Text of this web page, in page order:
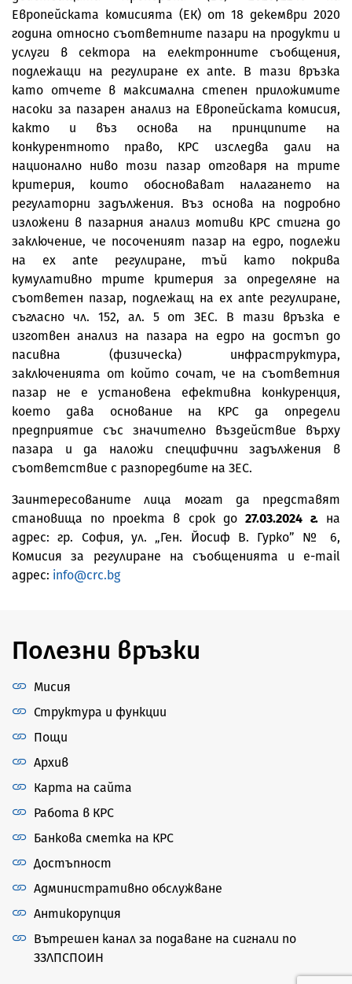
Европейската комисията (ЕК) от 18 декември 2020
година относно съответните пазари на продукти и
услуги в сектора на електронните съобщения,
подлежащи на регулиране ex ante. В тази връзка
като отчете в максимална степен приложимите
насоки за пазарен анализ на Европейската комисия,
както и въз основа на принципите на
конкурентното право, КРС изследва дали на
национално ниво този пазар отговаря на трите
критерия, които обосновават налагането на
регулаторни задължения. Въз основа на подробно
изложени в пазарния анализ мотиви КРС стигна до
заключение, че посоченият пазар на едро, подлежи
на ex ante регулиране, тъй като покрива
кумулативно трите критерия за определяне на
съответен пазар, подлежащ на ex ante регулиране,
съгласно чл. 152, ал. 5 от ЗЕС. В тази връзка е
изготвен анализ на пазара на едро на достъп до
пасивна (физическа) инфраструктура,
заключенията от който сочат, че на съответния
пазар не е установена ефективна конкуренция,
което дава основание на КРС да определи
предприятие със значително въздействие върху
пазара и да наложи специфични задължения в
съответствие с разпоредбите на ЗЕС.
Заинтересованите лица могат да представят
становища по проекта в срок до 27.03.2024 г.на
адрес: гр. София, ул. „Ген. Йосиф В. Гурко” № 6,
Комисия за регулиране на съобщенията и e-mail
адрес: info@crc.bg
Полезни връзки
Мисия
Структура и функции
Пощи
Архив
Карта на сайта
Работа в КРС
Банкова сметка на КРС
Достъпност
Административно обслужване
Антикорупция
Вътрешен канал за подаване на сигнали по
ЗЗЛПСПОИН